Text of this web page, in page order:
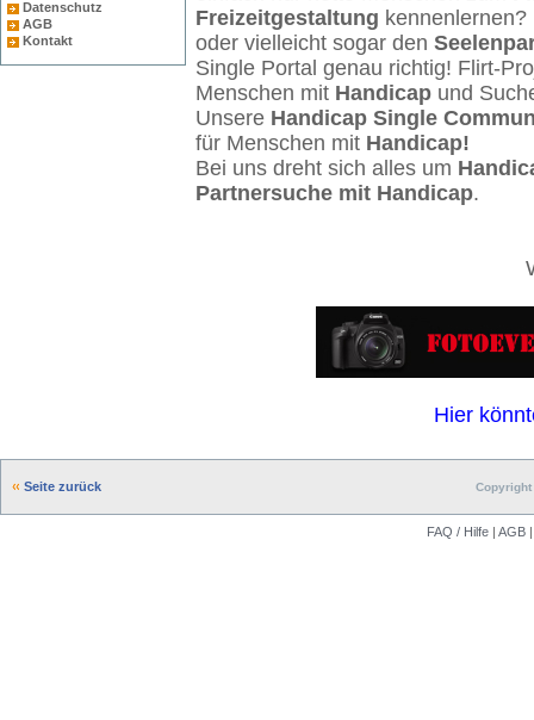
Datenschutz
AGB
Kontakt
Freizeitgestaltung
oder vielleicht sogar den
Single Portal genau richtig! Flirt-
Menschen mit Handicapund
Unsere Handicap Single
für Menschen mit Handicap!
Bei uns dreht sich alles um
Partnersuche mit Handicap.
Hier
Seite zurück
FAQ / Hilfe | AGB